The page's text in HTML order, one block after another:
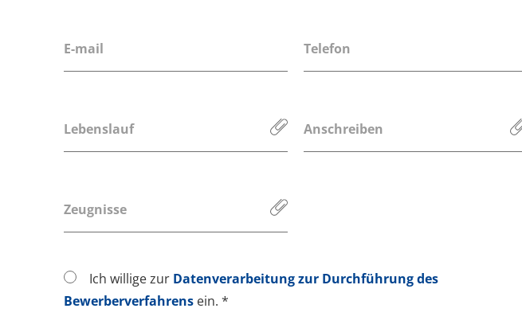
Lebenslauf Anschreiben
Zeugnisse
Ich willige zur Datenverarbeitung zur Durchführung des
Bewerberverfahrens ein. *